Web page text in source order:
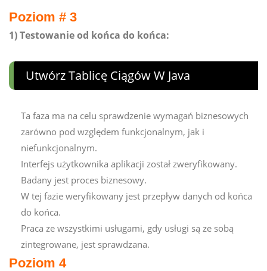
Poziom # 3
1) Testowanie od końca do końca:
Utwórz Tablicę Ciągów W Java
Ta faza ma na celu sprawdzenie wymagań biznesowych
zarówno pod względem funkcjonalnym, jak i
niefunkcjonalnym.
Interfejs użytkownika aplikacji został zweryfikowany.
Badany jest proces biznesowy.
W tej fazie weryfikowany jest przepływ danych od końca
do końca.
Praca ze wszystkimi usługami, gdy usługi są ze sobą
zintegrowane, jest sprawdzana.
Poziom 4